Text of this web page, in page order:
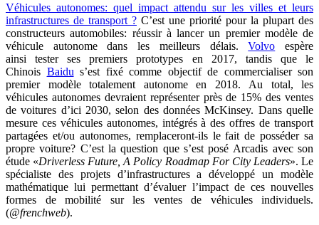
Véhicules autonomes: quel impact attendu sur les villes et leurs
infrastructures de transport ? C’est une priorité pour la plupart des
constructeurs automobiles: réussir à lancer un premier modèle de
véhicule autonome dans les meilleurs délais.Volvo
espère
ainsi tester ses premiers prototypes en 2017, tandis que le
Chinois Baidu s’est fixé comme objectif de commercialiser son
premier modèle totalement autonome en 2018. Au total, les
véhicules autonomes devraient représenter près de 15% des ventes
de voitures d’ici 2030, selon des données McKinsey. Dans quelle
mesure ces véhicules autonomes, intégrés à des offres de transport
partagées et/ou autonomes, remplaceront-ils le fait de posséder sa
propre voiture? C’est la question que s’est posé Arcadis avec son
étude «Driverless Future, A Policy Roadmap For City Leaders». Le
spécialiste des projets d’infrastructures a développé un modèle
mathématique lui permettant d’évaluer l’impact de ces nouvelles
formes de mobilité sur les ventes de véhicules individuels.
(@frenchweb).